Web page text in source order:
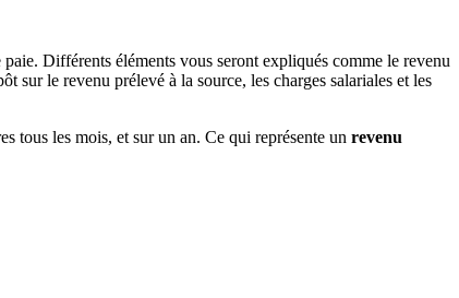
Différents éléments vous seront expliqués comme le revenu
sur le revenu prélevé à la source, les charges salariales et les
tous les mois, et sur un an. Ce qui représente un revenu